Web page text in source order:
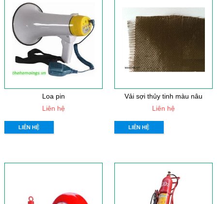
Loa pin
Liên hệ
LIÊN HỆ
Vải sợi thủy tinh màu nâu
Liên hệ
LIÊN HỆ